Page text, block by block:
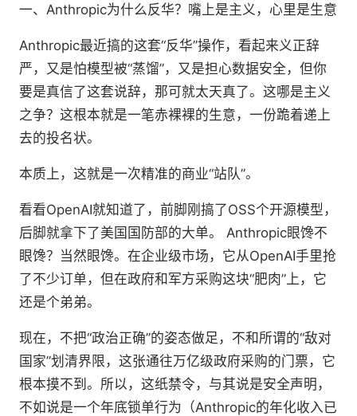
一、Anthropic为什么反华？嘴上是主义，心里是生意
Anthropic最近搞的这套“反华”操作，看起来义正辞
严，又是怕模型被“蒸馏”，又是担心数据安全，但你
要是真信了这套说辞，那可就太天真了。这哪是主义
之争？这根本就是一笔赤裸裸的生意，一份跪着递上
去的投名状。
本质上，这就是一次精准的商业“站队”。
看看OpenAI就知道了，前脚刚搞了OSS个开源模型，
后脚就拿下了美国国防部的大单。 Anthropic眼馋不
眼馋？当然眼馋。在企业级市场，它从OpenAI手里抢
了不少订单，但在政府和军方采购这块“肥肉”上，它
还是个弟弟。
现在，不把“政治正确”的姿态做足，不和所谓的“敌对
国家”划清界限，这张通往万亿级政府采购的门票，它
根本摸不到。所以，这纸禁令，与其说是安全声明，
不如说是一个年底锁单行为（Anthropic的年化收入已